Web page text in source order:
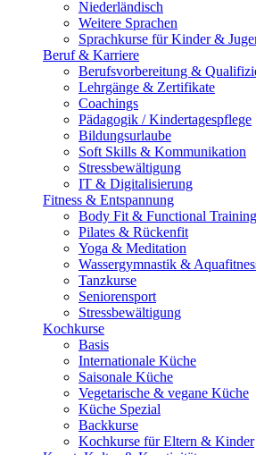
Niederländisch
Weitere Sprachen
Sprachkurse für Kinder &
Beruf & Karriere
Berufsvorbereitung &
Lehrgänge & Zertifikate
Coachings
Pädagogik / Kindertagespflege
Bildungsurlaube
Soft Skills & Kommunikation
Stressbewältigung
IT & Digitalisierung
Fitness & Entspannung
Body Fit & Functional Training
Pilates & Rückenfit
Yoga & Meditation
Wassergymnastik &
Tanzkurse
Seniorensport
Stressbewältigung
Kochkurse
Basis
Internationale Küche
Saisonale Küche
Vegetarische & vegane Küche
Küche Spezial
Backkurse
Kochkurse für Eltern & Kinder